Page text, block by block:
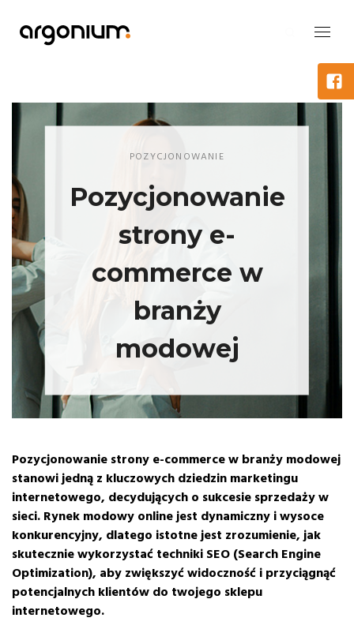
POZYCJONOWANIE
Pozycjonowanie
strony e-
commerce w
branży
modowej
Pozycjonowanie strony e-commerce w branży modowej
stanowi jedną z kluczowych dziedzin marketingu
internetowego, decydujących o sukcesie sprzedaży w
sieci. Rynek modowy online jest dynamiczny i wysoce
konkurencyjny, dlatego istotne jest zrozumienie, jak
skutecznie wykorzystać techniki SEO (Search Engine
Optimization), aby zwiększyć widoczność i przyciągnąć
potencjalnych klientów do twojego sklepu
internetowego.